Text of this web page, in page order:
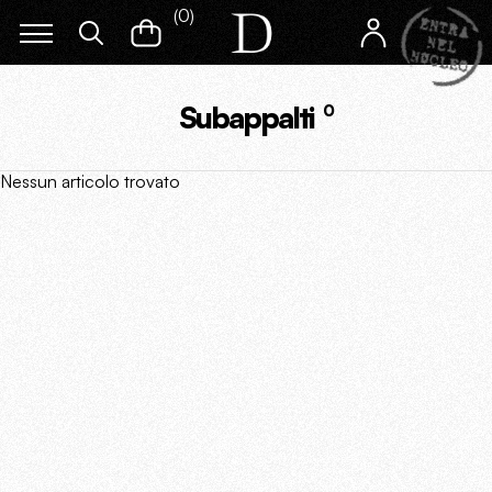
(0)
Subappalti 0
Nessun articolo trovato